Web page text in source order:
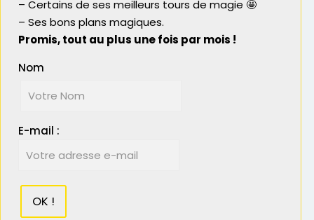
Boostacom
meilleure expérience sur notre site. Si vous
que vous acceptez l'utilisation des cookies.
– Certains de ses meilleurs tours de magie 🤩
– Ses bons plans magiques.
Promis, tout au plus une fois par mois !
Nom
E-mail :